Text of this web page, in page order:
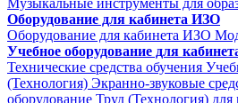
Музыкальные инструменты для
Оборудование для кабинета ИЗО
Оборудование для кабинета ИЗО
Учебное оборудование для
Технические средства обучения
(Технология) Экранно-звуковые
оборудование Труд (Технология) для